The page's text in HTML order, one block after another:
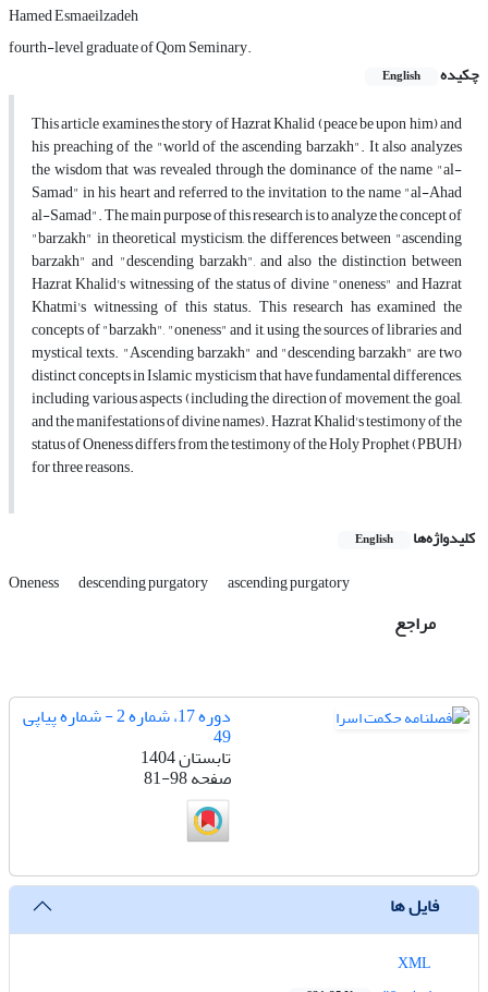
Hamed Esmaeilzadeh
fourth-level graduate of Qom Seminary.
چکیده
English
This article examines the story of Hazrat Khalid (peace be upon him) and
his preaching of the "world of the ascending barzakh". It also analyzes
the wisdom that was revealed through the dominance of the name "al-
Samad" in his heart and referred to the invitation to the name "al-Ahad
al-Samad". The main purpose of this research is to analyze the concept of
"barzakh" in theoretical mysticism, the differences between "ascending
barzakh" and "descending barzakh", and also the distinction between
Hazrat Khalid's witnessing of the status of divine "oneness" and Hazrat
Khatmi's witnessing of this status. This research has examined the
concepts of "barzakh", "oneness" and it, using the sources of libraries and
mystical texts. "Ascending barzakh" and "descending barzakh" are two
distinct concepts in Islamic mysticism that have fundamental differences,
including various aspects (including the direction of movement, the goal,
and the manifestations of divine names). Hazrat Khalid's testimony of the
status of Oneness differs from the testimony of the Holy Prophet (PBUH)
for three reasons.
کلیدواژه‌ها English
Oneness descending purgatory ascending purgatory
مراجع
دوره 17، شماره 2 - شماره پیاپی
49
تابستان 1404
صفحه81-98
فایل ها